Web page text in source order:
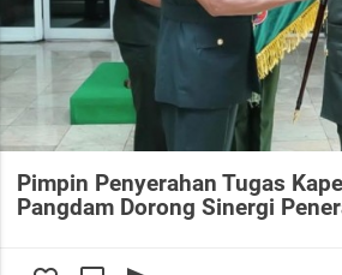
Pimpin Penyerahan Tugas
Pangdam Dorong Sinergi